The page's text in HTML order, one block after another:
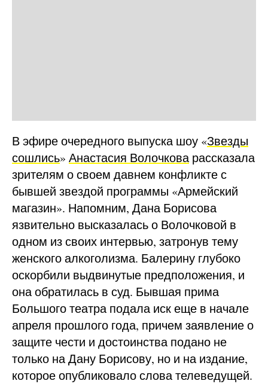
В эфире очередного выпуска шоу «Звезды
сошлись» Анастасия Волочковарассказала
зрителям о своем давнем конфликте с
бывшей звездой программы «Армейский
магазин». Напомним, Дана Борисова
язвительно высказалась о Волочковой в
одном из своих интервью, затронув тему
женского алкоголизма. Балерину глубоко
оскорбили выдвинутые предположения, и
она обратилась в суд. Бывшая прима
Большого театра подала иск еще в начале
апреля прошлого года, причем заявление о
защите чести и достоинства подано не
только на Дану Борисову, но и на издание,
которое опубликовало слова телеведущей.